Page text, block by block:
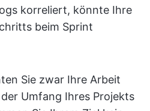
korreliert, könnte Ihre
beim Sprint
Sie zwar Ihre Arbeit
Umfang Ihres Projekts